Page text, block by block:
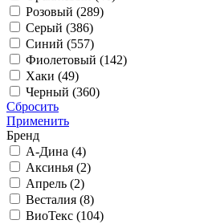
Розовый (289)
Серый (386)
Синий (557)
Фиолетовый (142)
Хаки (49)
Черный (360)
Сбросить
Применить
Бренд
А-Дина (4)
Аксинья (2)
Апрель (2)
Весталия (8)
ВиоТекс (104)